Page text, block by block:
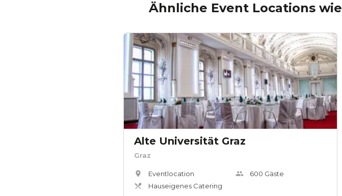
Ähnliche Event Locations wie
Alte Universität Graz
Graz
Eventlocation
Hauseigenes Catering
600 Gäste